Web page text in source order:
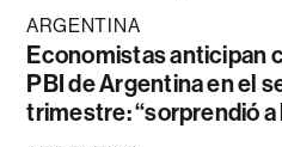
ARGENTINA
Economistas anticipan
PBI de Argentina en el
trimestre: “sorprendió a